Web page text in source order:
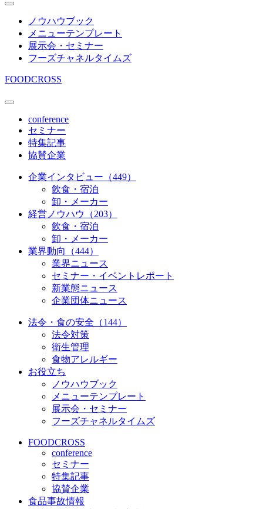
ノウハウブック
メニューテンプレート
展示会・セミナー
フーズチャネルタイムズ
FOODCROSS
conference
セミナー
特集記事
協賛企業
企業インタビュー（449）
飲食・宿泊
卸・メーカー
経営ノウハウ（203）
飲食・宿泊
卸・メーカー
業界動向（444）
業界ニュース
セミナー・イベントレポート
新業態ニュース
企業団体ニュース
法令・食の安全（144）
法令対策
衛生管理
食物アレルギー
お役立ち
ノウハウブック
メニューテンプレート
展示会・セミナー
フーズチャネルタイムズ
FOODCROSS
conference
セミナー
特集記事
協賛企業
食品事故情報